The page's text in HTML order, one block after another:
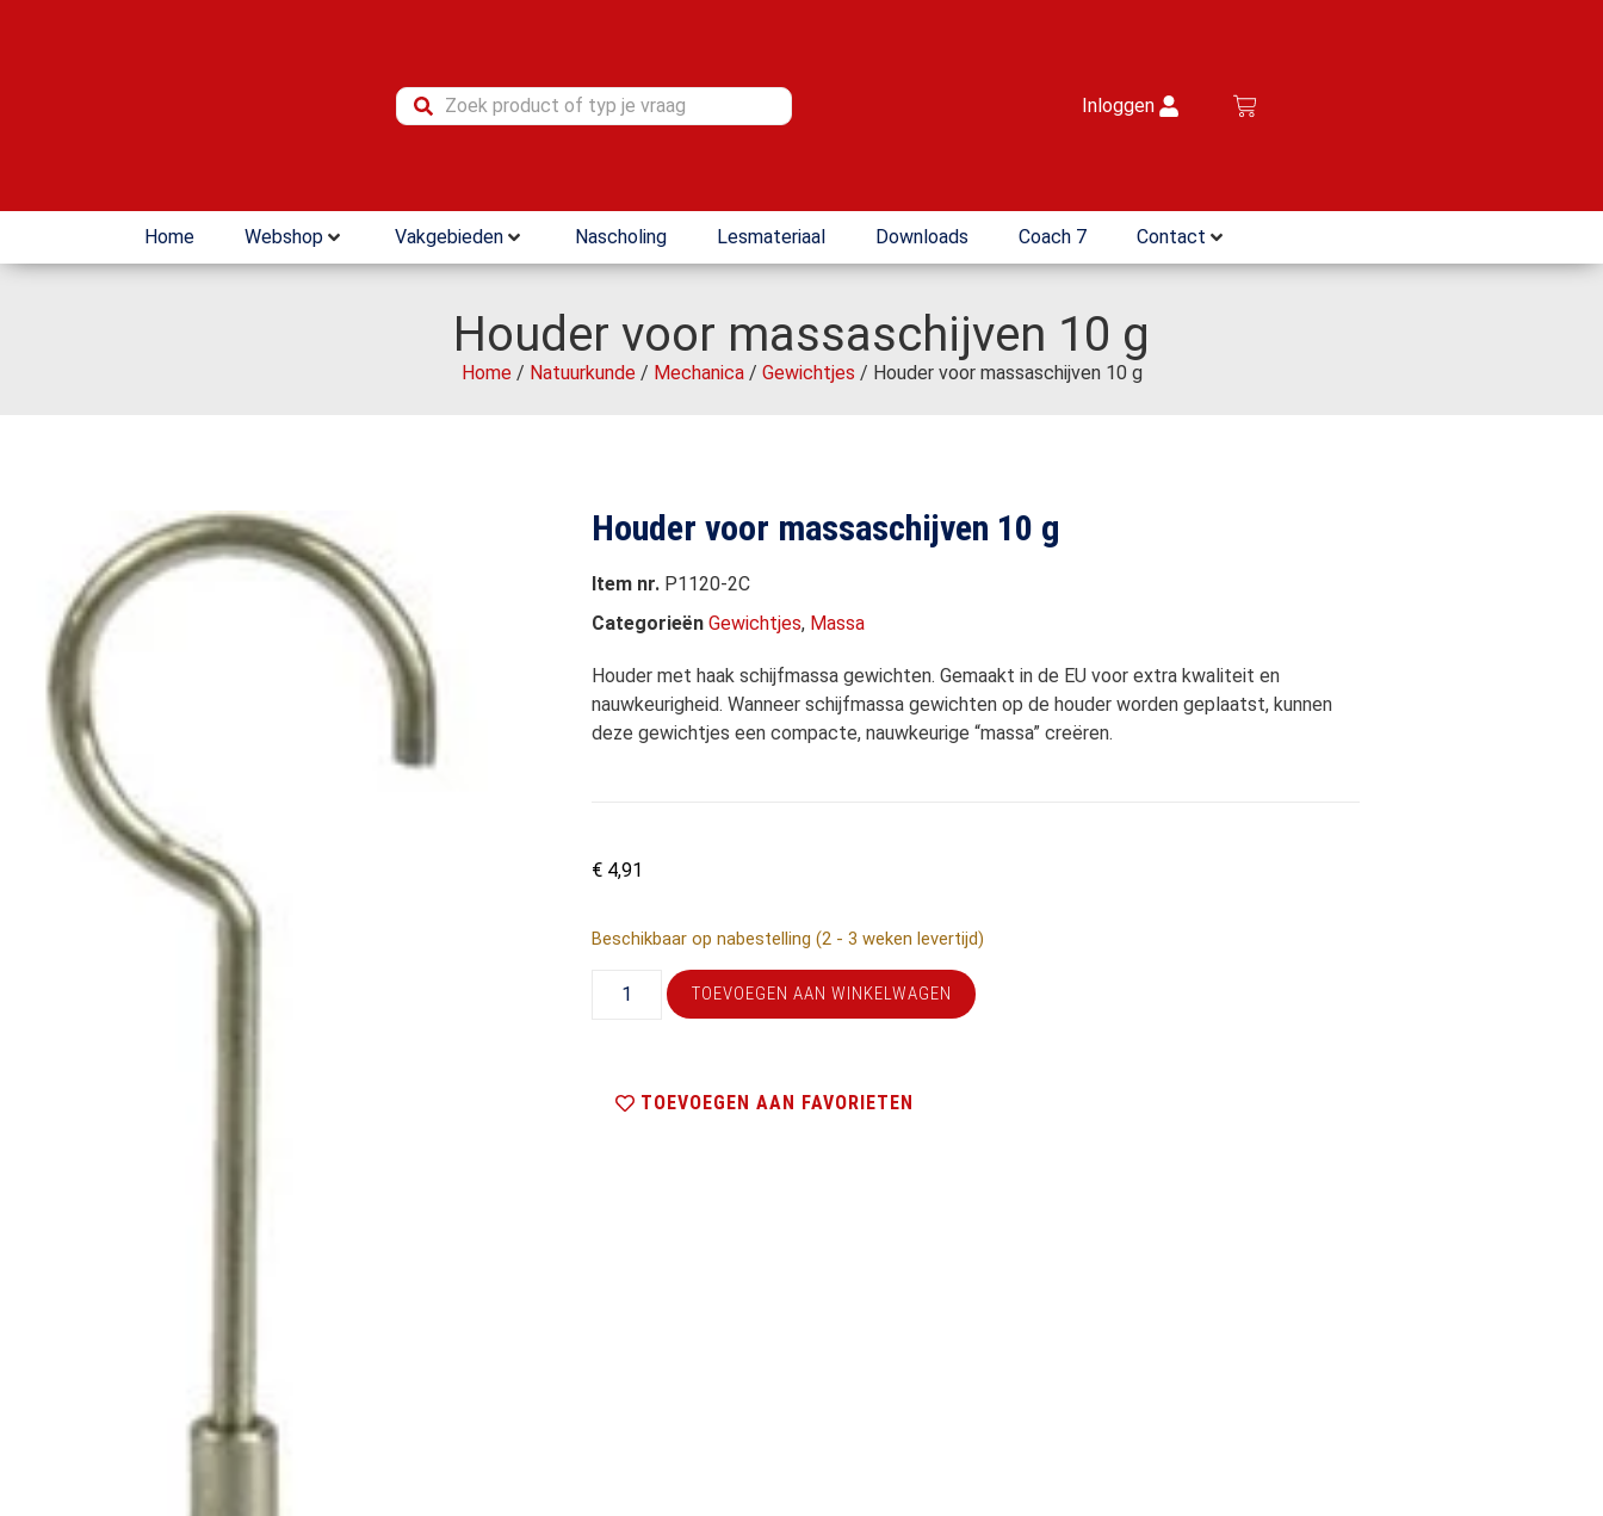
Inloggen
Home Webshop Vakgebieden Nascholing Lesmateriaal Downloads Coach 7 Contact
Houder voor massaschijven 10 g
Home/ Natuurkunde/ Mechanica/ Gewichtjes / Houder voor massaschijven 10 g
Houder voor massaschijven 10 g
Item nr. P1120-2C
Categorieën Gewichtjes, Massa
Houder met haak schijfmassa gewichten. Gemaakt in de EU voor extra kwaliteit en
nauwkeurigheid. Wanneer schijfmassa gewichten op de houder worden geplaatst, kunnen
deze gewichtjes een compacte, nauwkeurige “massa” creëren.
€ 4,91
Beschikbaar op nabestelling (2 - 3 weken levertijd)
TOEVOEGEN AAN WINKELWAGEN
TOEVOEGEN AAN FAVORIETEN